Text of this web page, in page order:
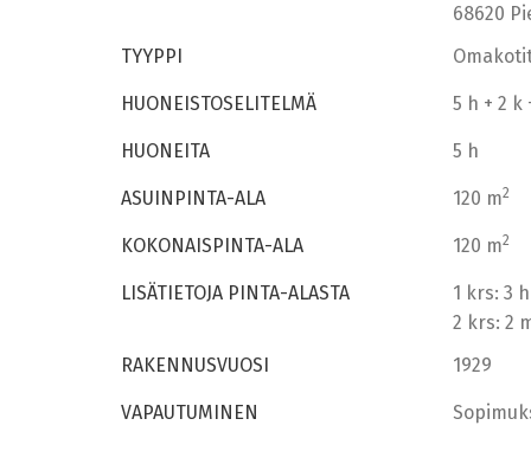
68620
TYYPPI
HUONEISTOSELITELMÄ 5 h + 2 k
HUONEITA 5 h
ASUINPINTA-ALA 120 m2
KOKONAISPINTA-ALA 120 m2
LISÄTIETOJA PINTA-ALASTA
1 krs: 3
2 krs: 2
RAKENNUSVUOSI
1929
VAPAUTUMINEN